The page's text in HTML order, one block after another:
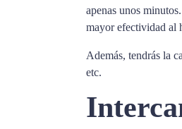
apenas unos minutos.
mayor efectividad al
Además, tendrás la
etc.